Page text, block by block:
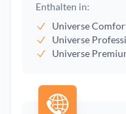
Enthalten in:
Universe
Universe
Universe